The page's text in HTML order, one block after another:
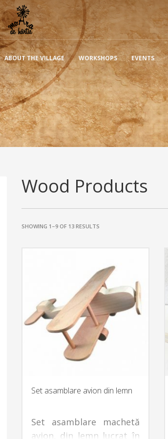
ABOUT THE VILLAGE WORKSHOPS EVENTS
Wood Products
SHOWING 1–9 OF 13 RESULTS
Set asamblare avion din lemn
Set asamblare machetă
avion, din lemn lucrat în